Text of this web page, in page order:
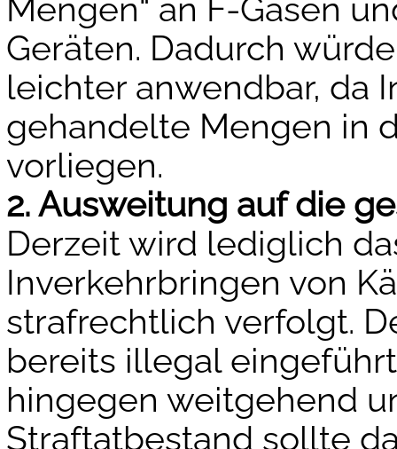
Mengen“ an F-Gasen
Geräten. Dadurch
leichter anwendbar, da
gehandelte Mengen in
vorliegen.
2. Ausweitung auf die
Derzeit wird lediglich
Inverkehrbringen von
strafrechtlich verfolgt.
bereits illegal
hingegen weitgehend
Straftatbestand sollte